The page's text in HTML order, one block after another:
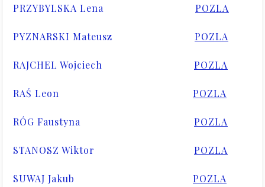
PRZYBYLSKA Lena POZLA
PYZNARSKI Mateusz POZLA
RAJCHEL Wojciech POZLA
RAŚ Leon POZLA
RÓG Faustyna POZLA
STANOSZ Wiktor POZLA
SUWAJ Jakub POZLA